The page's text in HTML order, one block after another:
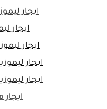
ايجار
ايجار
ايجار
ايجار
ايجار